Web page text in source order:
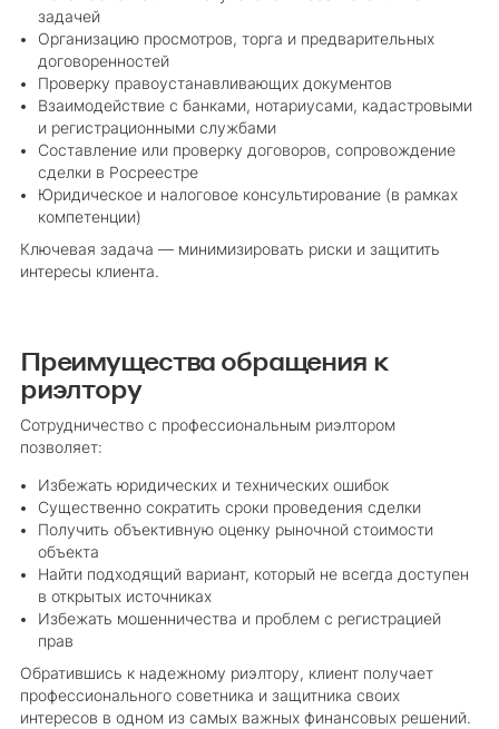
задачей
Организацию просмотров, торга и предварительных
договоренностей
Проверку правоустанавливающих документов
Взаимодействие с банками, нотариусами, кадастровыми
и регистрационными службами
Составление или проверку договоров, сопровождение
сделки в Росреестре
Юридическое и налоговое консультирование (в рамках
компетенции)
Ключевая задача — минимизировать риски и защитить
интересы клиента.
Преимущества обращения к
риэлтору
Сотрудничество с профессиональным риэлтором
позволяет:
Избежать юридических и технических ошибок
Существенно сократить сроки проведения сделки
Получить объективную оценку рыночной стоимости
объекта
Найти подходящий вариант, который не всегда доступен
в открытых источниках
Избежать мошенничества и проблем с регистрацией
прав
Обратившись к надежному риэлтору, клиент получает
профессионального советника и защитника своих
интересов в одном из самых важных финансовых решений.